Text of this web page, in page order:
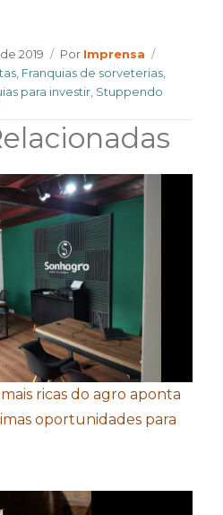
2019 Por Author
Imprensa
Franquias de sorveterias
para investir Stuppendo
ricas do agro aponta
oportunidades para